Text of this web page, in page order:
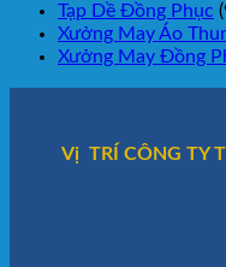
Tạp Dề Đồng Phục
Xưởng May Áo
Xưởng May Đồng
Vị TRÍ CÔNG TY